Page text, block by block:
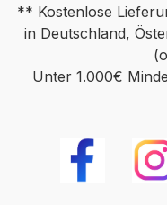
** Kostenlose
in Deutschland,
Unter 1.000€